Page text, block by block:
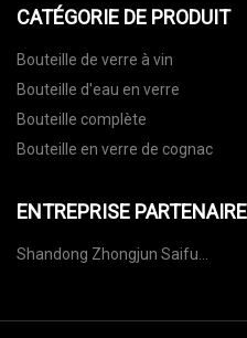
CATÉGORIE DE PRODUIT
Bouteille de verre à vin
Bouteille d'eau en verre
Bouteille complète
Bouteille en verre de cognac
ENTREPRISE PARTENAIRE
Shandong Zhongjun Saifu